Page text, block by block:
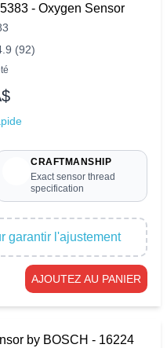
- Oxygen Sensor
(92)
CRAFTMANSHIP
Exact sensor thread
specification
garantir l'ajustement
AJOUTEZ AU PANIER
by BOSCH - 16224